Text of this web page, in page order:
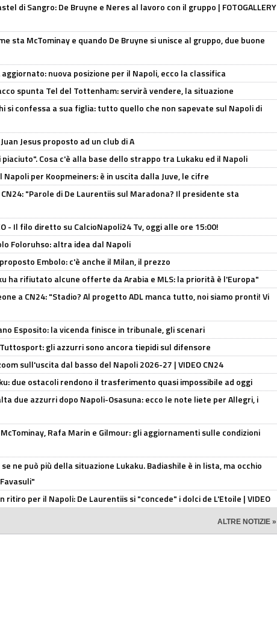
di Sangro: De Bruyne e Neres al lavoro con il gruppo | FOTOGALLERY
sta McTominay e quando De Bruyne si unisce al gruppo, due buone
aggiornato: nuova posizione per il Napoli, ecco la classifica
spunta Tel del Tottenham: servirà vendere, la situazione
si confessa a sua figlia: tutto quello che non sapevate sul Napoli di
Jesus proposto ad un club di A
piaciuto". Cosa c'è alla base dello strappo tra Lukaku ed il Napoli
Napoli per Koopmeiners: è in uscita dalla Juve, le cifre
"Parole di De Laurentiis sul Maradona? Il presidente sta
- Il filo diretto su CalcioNapoli24 Tv, oggi alle ore 15:00!
Foloruhso: altra idea dal Napoli
Embolo: c'è anche il Milan, il prezzo
ha rifiutato alcune offerte da Arabia e MLS: la priorità è l'Europa"
a CN24: "Stadio? Al progetto ADL manca tutto, noi siamo pronti! Vi
Esposito: la vicenda finisce in tribunale, gli scenari
gli azzurri sono ancora tiepidi sul difensore
sull'uscita dal basso del Napoli 2026-27 | VIDEO CN24
due ostacoli rendono il trasferimento quasi impossibile ad oggi
due azzurri dopo Napoli-Osasuna: ecco le note liete per Allegri, i
Rafa Marin e Gilmour: gli aggiornamenti sulle condizioni
ne può più della situazione Lukaku. Badiashile è in lista, ma occhio
ritiro per il Napoli: De Laurentiis si "concede" i dolci de L'Etoile | VIDEO
ALTRE NOTIZIE »